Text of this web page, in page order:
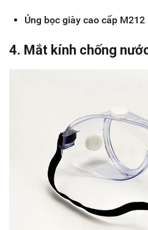
Ủng bọc giày cao cấp M212
4. Mắt kính chống